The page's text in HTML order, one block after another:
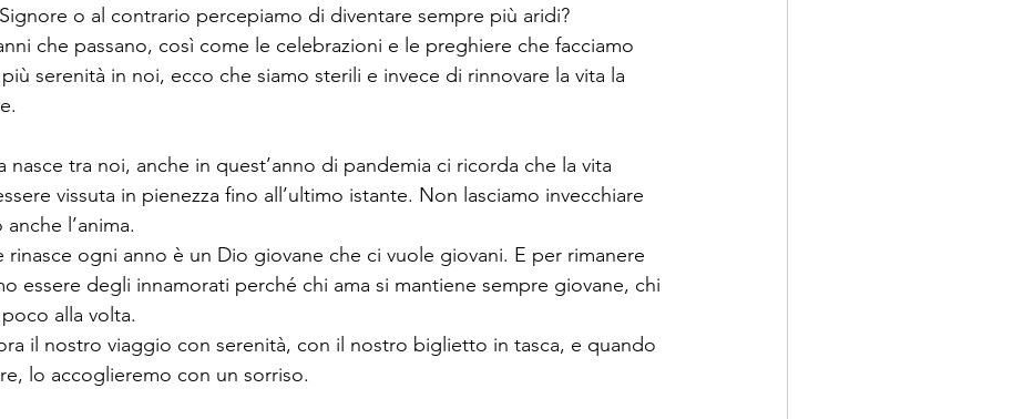
o al contrario percepiamo di diventare sempre più aridi?
che passano, così come le celebrazioni e le preghiere che facciamo
serenità in noi, ecco che siamo sterili e invece di rinnovare la vita la
nasce tra noi, anche in quest’anno di pandemia ci ricorda che la vita
vissuta in pienezza fino all’ultimo istante. Non lasciamo invecchiare
l’anima.
rinasce ogni anno è un Dio giovane che ci vuole giovani. E per rimanere
essere degli innamorati perché chi ama si mantiene sempre giovane, chi
alla volta.
il nostro viaggio con serenità, con il nostro biglietto in tasca, e quando
lo accoglieremo con un sorriso.